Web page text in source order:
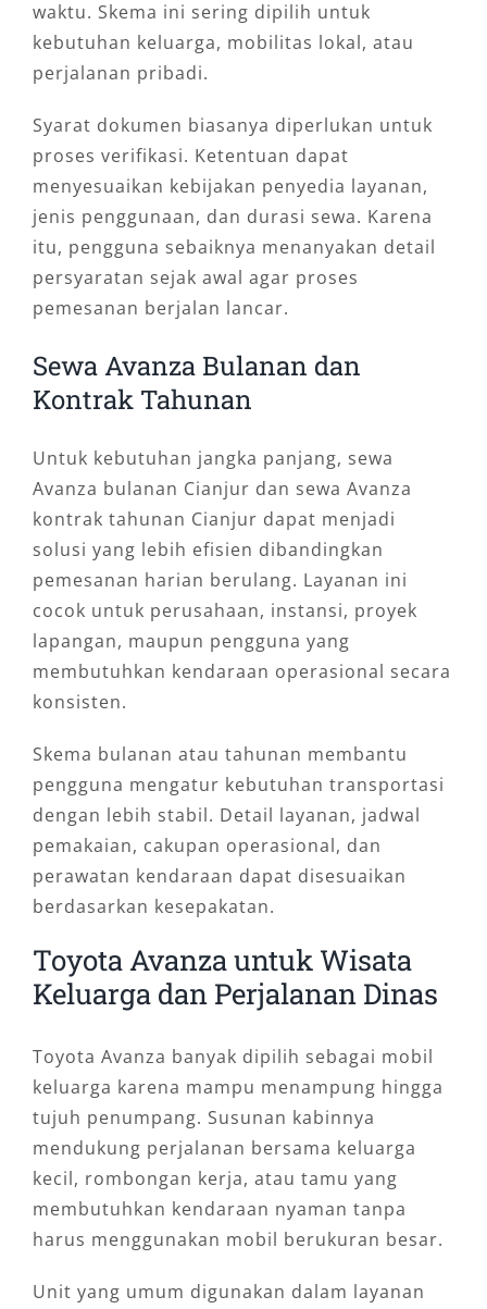
waktu. Skema ini sering dipilih untuk
kebutuhan keluarga, mobilitas lokal, atau
perjalanan pribadi.
Syarat dokumen biasanya diperlukan untuk
proses verifikasi. Ketentuan dapat
menyesuaikan kebijakan penyedia layanan,
jenis penggunaan, dan durasi sewa. Karena
itu, pengguna sebaiknya menanyakan detail
persyaratan sejak awal agar proses
pemesanan berjalan lancar.
Sewa Avanza Bulanan dan
Kontrak Tahunan
Untuk kebutuhan jangka panjang, sewa
Avanza bulanan Cianjur dan sewa Avanza
kontrak tahunan Cianjur dapat menjadi
solusi yang lebih efisien dibandingkan
pemesanan harian berulang. Layanan ini
cocok untuk perusahaan, instansi, proyek
lapangan, maupun pengguna yang
membutuhkan kendaraan operasional secara
konsisten.
Skema bulanan atau tahunan membantu
pengguna mengatur kebutuhan transportasi
dengan lebih stabil. Detail layanan, jadwal
pemakaian, cakupan operasional, dan
perawatan kendaraan dapat disesuaikan
berdasarkan kesepakatan.
Toyota Avanza untuk Wisata
Keluarga dan Perjalanan Dinas
Toyota Avanza banyak dipilih sebagai mobil
keluarga karena mampu menampung hingga
tujuh penumpang. Susunan kabinnya
mendukung perjalanan bersama keluarga
kecil, rombongan kerja, atau tamu yang
membutuhkan kendaraan nyaman tanpa
harus menggunakan mobil berukuran besar.
Unit yang umum digunakan dalam layanan